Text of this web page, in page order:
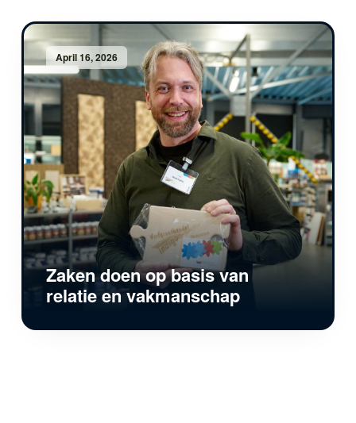
April 16, 2026
Zaken doen op basis van
relatie en vakmanschap